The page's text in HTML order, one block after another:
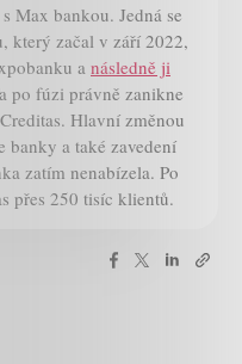
Max bankou. Jedná se
který začal v září 2022,
a následně ji
po fúzi právně zanikne
Hlavní změnou
banky a také zavedení
zatím nenabízela. Po
přes 250 tisíc klientů.